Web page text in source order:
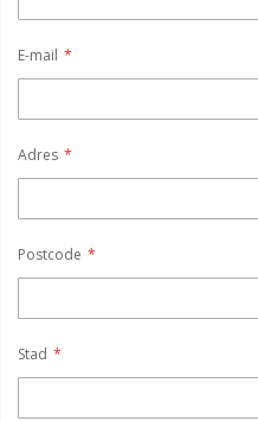
E-mail
Adres
Postcode
Stad